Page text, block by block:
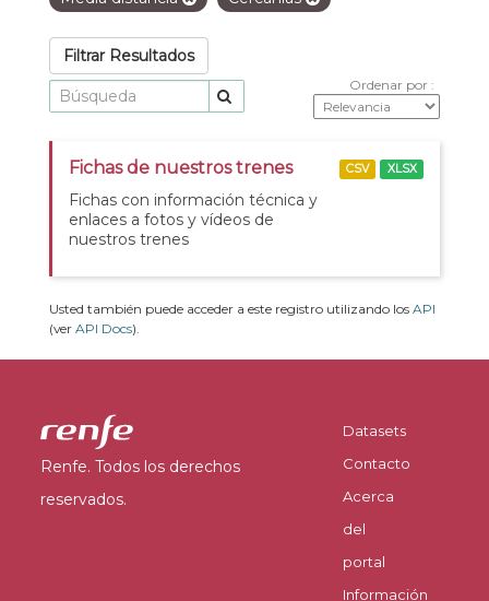
Filtrar Resultados
Ordenar por
Fichas de nuestros trenes
Fichas con información técnica y
enlaces a fotos y vídeos de
nuestros trenes
CSV XLSX
Usted también puede acceder a este registro utilizando los API
(ver API Docs).
Renfe. Todos los derechos
reservados.
Datasets
Contacto
Acerca
del
portal
Información